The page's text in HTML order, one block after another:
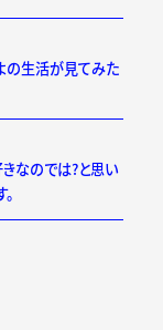
の生活が見てみた
きなのでは?と思い